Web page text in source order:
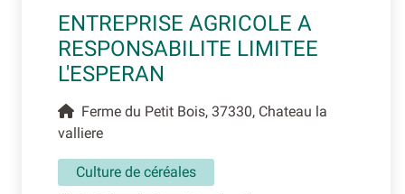
ENTREPRISE AGRICOLE A
RESPONSABILITE LIMITEE
L'ESPERAN
Ferme du Petit Bois, 37330, Chateau la
valliere
Culture de céréales